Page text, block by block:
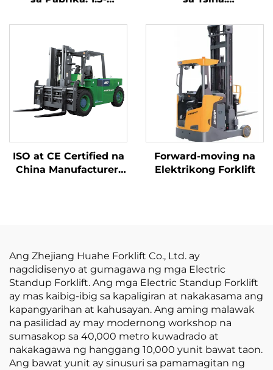
Forklift na may
Lithium Battery, Para
sa Lahat ng Uri ng
Terreno
Elektrikong Forklift na
May Lithium, 2.5
Toneladang Forklift na
May Baterya para sa
Pagbebenta
ISO at CE Certified na
China Manufacturer:
Forward-moving na
Elektrikong Forklift
Ang Zhejiang Huahe Forklift Co., Ltd. ay
nagdidisenyo at gumagawa ng mga Electric
Standup Forklift. Ang mga Electric Standup Forklift
ay mas kaibig-ibig sa kapaligiran at nakakasama ang
kapangyarihan at kahusayan. Ang aming malawak
na pasilidad ay may modernong workshop na
sumasakop sa 40,000 metro kuwadrado at
nakakagawa ng hanggang 10,000 yunit bawat taon.
Ang bawat yunit ay sinusuri sa pamamagitan ng